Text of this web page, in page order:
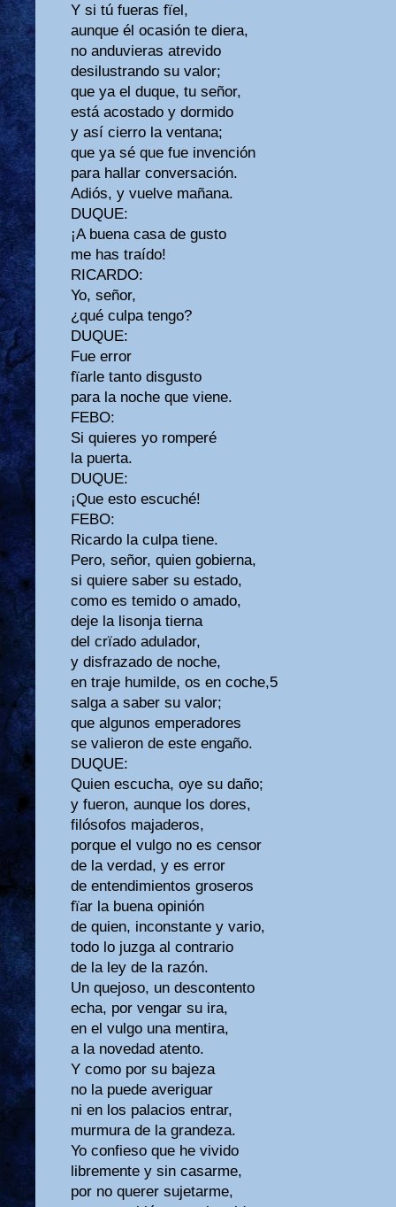
Y si tú fueras fïel,
aunque él ocasión te diera,
no anduvieras atrevido
desilustrando su valor;
que ya el duque, tu señor,
está acostado y dormido
y así cierro la ventana;
que ya sé que fue invención
para hallar conversación.
Adiós, y vuelve mañana.
DUQUE:
¡A buena casa de gusto
me has traído!
RICARDO:
Yo, señor,
¿qué culpa tengo?
DUQUE:
Fue error
fïarle tanto disgusto
para la noche que viene.
FEBO:
Si quieres yo romperé
la puerta.
DUQUE:
¡Que esto escuché!
FEBO:
Ricardo la culpa tiene.
Pero, señor, quien gobierna,
si quiere saber su estado,
como es temido o amado,
deje la lisonja tierna
del crïado adulador,
y disfrazado de noche,
en traje humilde, os en coche,5
salga a saber su valor;
que algunos emperadores
se valieron de este engaño.
DUQUE:
Quien escucha, oye su daño;
y fueron, aunque los dores,
filósofos majaderos,
porque el vulgo no es censor
de la verdad, y es error
de entendimientos groseros
fïar la buena opinión
de quien, inconstante y vario,
todo lo juzga al contrario
de la ley de la razón.
Un quejoso, un descontento
echa, por vengar su ira,
en el vulgo una mentira,
a la novedad atento.
Y como por su bajeza
no la puede averiguar
ni en los palacios entrar,
murmura de la grandeza.
Yo confieso que he vivido
libremente y sin casarme,
por no querer sujetarme,